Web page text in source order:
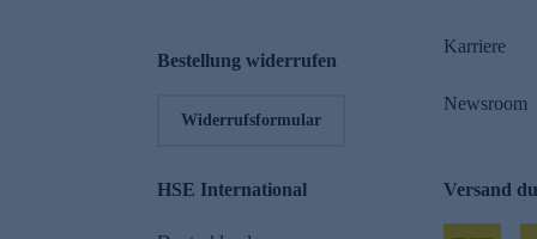
Bestellung widerrufen
Widerrufsformular
Karriere
Newsroom
HSE International Versand